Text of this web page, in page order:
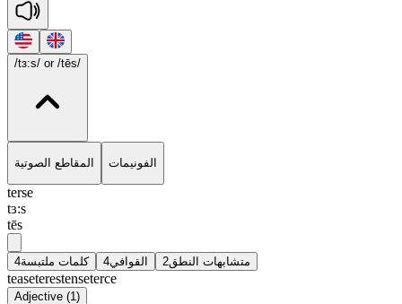
/tɜ:s/ or /tēs/
المقاطع الصوتية الفونيمات
terse
tɜ:s
tēs
كلمات ملتبسة4 القوافي4 متشابهات النطق2
teaseterestenseterce
Adjective (1)